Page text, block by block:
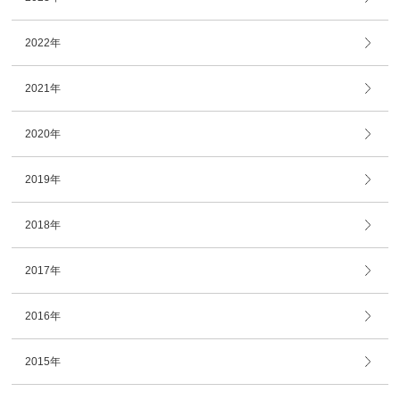
2022年
2021年
2020年
2019年
2018年
2017年
2016年
2015年